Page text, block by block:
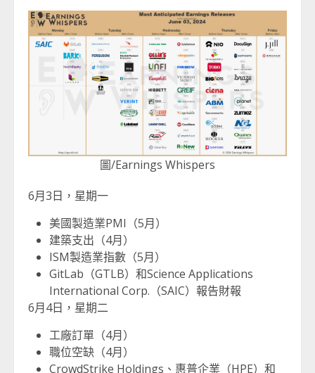
圖/Earnings Whispers
6月3日，星期一
美國製造業PMI（5月）
建築支出（4月）
ISM製造業指數（5月）
GitLab（GTLB）和Science Applications
International Corp.（SAIC）報告財報
6月4日，星期二
工廠訂單（4月）
職位空缺（4月）
CrowdStrike Holdings、惠普企業（HPE）和